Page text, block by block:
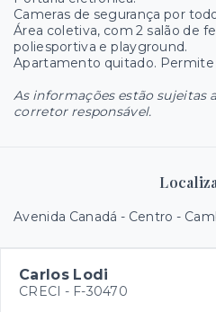
Cameras de segurança por
Área coletiva, com 2 salão de
poliesportiva e playground.
Apartamento quitado.
As informações estão sujeitas
corretor responsável.
Avenida Canadá - Centro -
Carlos Lodi
CRECI - F-30470